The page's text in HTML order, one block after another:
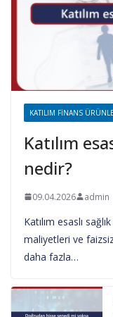
KATILIM FINANS
Katılım
nedir?
09.04.2026 admin
Katılım esaslı
maliyetleri ve
daha fazla…